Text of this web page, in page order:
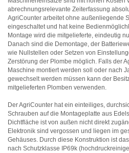
abrechnungsrelevante Zeiterfassung
AgriCounter arbeitet ohne außenliegende
eingeschaltet und hat keine
Montage wird die mitgelieferte, eindeutig
Danach sind die Demontage, der
wie Nullstellen oder Setzen von
Zerstörung der Plombe möglich. Falls der
Maschine montiert werden soll oder nach
gewechselt werden müssen kann der
mitgelieferten Plomben verwenden.
Der AgriCounter hat ein einteiliges,
Schrauben auf die Montageplatte aus
Dichtfläche ist von außen nicht direkt
Elektronik sind vergossen und liegen im
Gehäuses. Durch diese Konstruktion ist
nach Schutzklasse IP69k